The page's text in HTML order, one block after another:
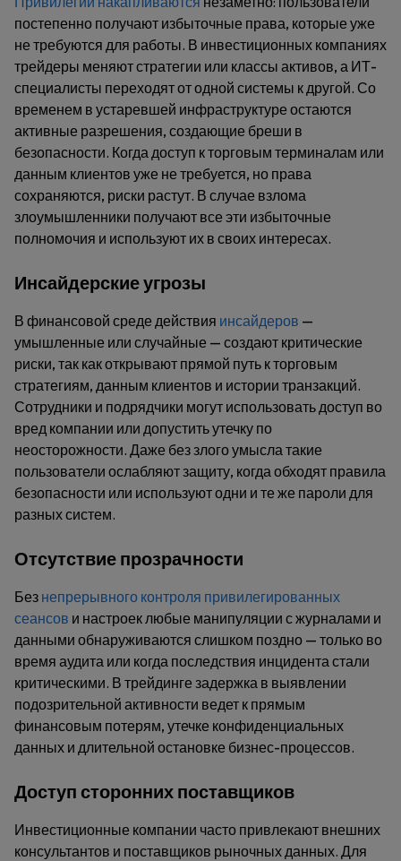
постепенно получают избыточные права, которые уже
не требуются для работы. В инвестиционных компаниях
трейдеры меняют стратегии или классы активов, а ИТ-
специалисты переходят от одной системы к другой. Со
временем в устаревшей инфраструктуре остаются
активные разрешения, создающие бреши в
безопасности. Когда доступ к торговым терминалам или
данным клиентов уже не требуется, но права
сохраняются, риски растут. В случае взлома
злоумышленники получают все эти избыточные
полномочия и используют их в своих интересах.
Инсайдерские угрозы
В финансовой среде действия инсайдеров —
умышленные или случайные — создают критические
риски, так как открывают прямой путь к торговым
стратегиям, данным клиентов и истории транзакций.
Сотрудники и подрядчики могут использовать доступ во
вред компании или допустить утечку по
неосторожности. Даже без злого умысла такие
пользователи ослабляют защиту, когда обходят правила
безопасности или используют одни и те же пароли для
разных систем.
Отсутствие прозрачности
Без непрерывного контроля привилегированных
сеансов и настроек любые манипуляции с журналами и
данными обнаруживаются слишком поздно — только во
время аудита или когда последствия инцидента стали
критическими. В трейдинге задержка в выявлении
подозрительной активности ведет к прямым
финансовым потерям, утечке конфиденциальных
данных и длительной остановке бизнес-процессов.
Доступ сторонних поставщиков
Инвестиционные компании часто привлекают внешних
консультантов и поставщиков рыночных данных. Для